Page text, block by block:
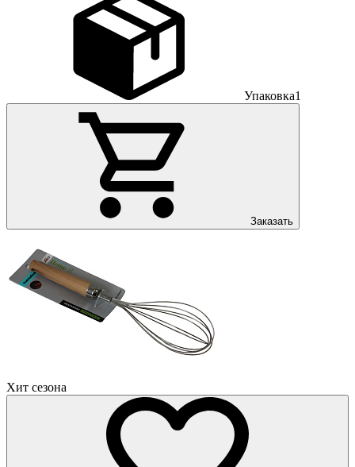
Упаковка1
Заказать
Хит сезона